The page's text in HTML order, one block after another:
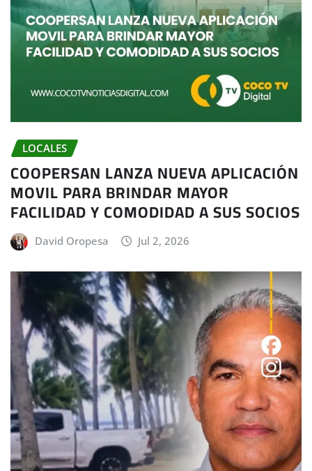
LOCALES
COOPERSAN LANZA NUEVA APLICACIÓN
MOVIL PARA BRINDAR MAYOR
FACILIDAD Y COMODIDAD A SUS SOCIOS
David Oropesa Jul 2, 2026